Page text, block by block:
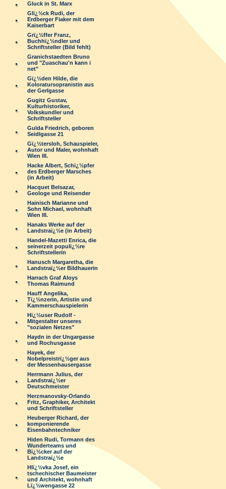
Gluck in St. Marx
Glï¿½ck Rudi, der
Erdberger Fiaker mit dem
Kaiserbart
Grï¿½ffer Franz,
Buchhï¿½ndler und
Schriftsteller (Bild fehlt)
Granichstaedten Bruno
und "Zuaschau'n kann i
net"
Gï¿½den Hilde, die
Koloratursopranistin aus
der Gerlgasse
Gugitz Gustav,
Kulturhistoriker,
Volkskundler und
Schriftsteller
Gulda Friedrich, geboren
Seidlgasse 21
Gï¿½tersloh, Schauspieler,
Autor und Maler, wohnhaft
Wien III.
Hacke Albert, Schï¿½pfer
des Erdberger Marsches
(in Arbeit)
Hacquet Belsazar,
Geologe und Reisender
Hainisch Marianne und
Sohn Michael, wohnhaft
Wien III.
Hanaks Werke auf der
Landstraï¿½e (in Arbeit)
Handel-Mazetti Enrica, die
seinerzeit populï¿½re
Schriftstellerin
Hanusch Margaretha, die
Landstraï¿½er Bildhauerin
Harrach Graf Aloys
Thomas Raimund
Hauff Angelika,
Tï¿½nzerin, Artistin und
Kammerschauspielerin
Hï¿½user Rudolf -
Mitgestalter unseres
"sozialen Netzes"
Haydn in der Ungargasse
und Rochusgasse
Hayek, der
Nobelpreistrï¿½ger aus
der Messenhausergasse
Herrmann Julius, der
Landstraï¿½er
Deutschmeister
Herzmanovsky-Orlando
Fritz, Graphiker, Architekt
und Schriftsteller
Heuberger Richard, der
komponierende
Eisenbahntechniker
Hiden Rudi, Tormann des
Wunderteams und
Bï¿½cker auf der
Landstraï¿½e
Hlï¿½vka Josef, ein
tschechischer Baumeister
und Architekt, wohnhaft
Lï¿½wengasse 22